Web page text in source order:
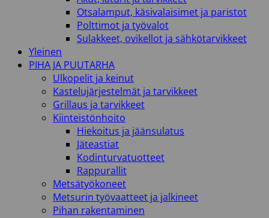
Otsalamput, käsivalaisimet ja paristot
Polttimot ja työvalot
Sulakkeet, ovikellot ja sähkötarvikkeet
Yleinen
PIHA JA PUUTARHA
Ulkopelit ja keinut
Kastelujärjestelmät ja tarvikkeet
Grillaus ja tarvikkeet
Kiinteistönhoito
Hiekoitus ja jäänsulatus
Jäteastiat
Kodinturvatuotteet
Rappurallit
Metsätyökoneet
Metsurin työvaatteet ja jalkineet
Pihan rakentaminen